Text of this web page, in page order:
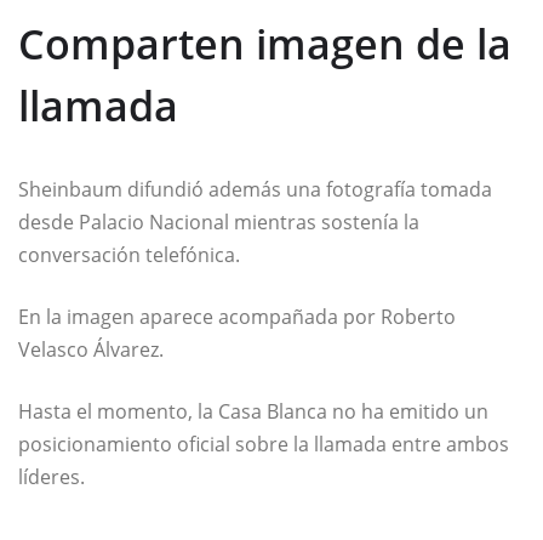
Comparten imagen de la
llamada
Sheinbaum difundió además una fotografía tomada
desde Palacio Nacional mientras sostenía la
conversación telefónica.
En la imagen aparece acompañada por Roberto
Velasco Álvarez.
Hasta el momento, la Casa Blanca no ha emitido un
posicionamiento oficial sobre la llamada entre ambos
líderes.